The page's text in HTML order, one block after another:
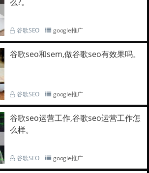
么?。
谷歌SEO google推广
谷歌seo和sem,做谷歌seo有效果吗。
谷歌SEO google推广
谷歌seo运营工作,谷歌seo运营工作怎
么样。
谷歌SEO google推广